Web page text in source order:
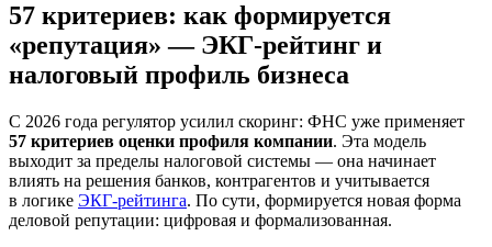
57 критериев: как формируется
«репутация» — ЭКГ-рейтинг и
налоговый профиль бизнеса
С 2026 года регулятор усилил скоринг: ФНС уже применяет
57 критериев оценки профиля компании. Эта модель
выходит за пределы налоговой системы — она начинает
влиять на решения банков, контрагентов и учитывается
в логике ЭКГ-рейтинга. По сути, формируется новая форма
деловой репутации: цифровая и формализованная.